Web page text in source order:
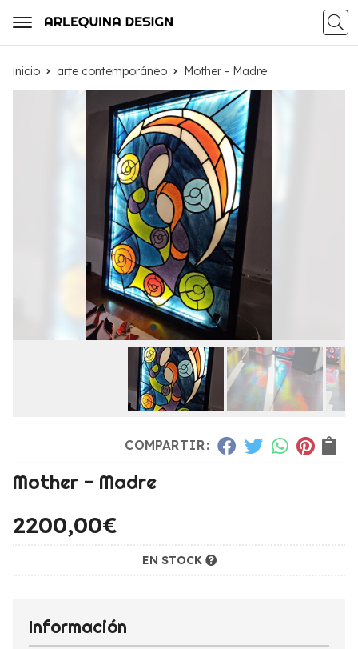
inicio arte contemporáneo Mother - Madre
COMPARTIR:
Mother - Madre
2200,00€
EN STOCK
Información